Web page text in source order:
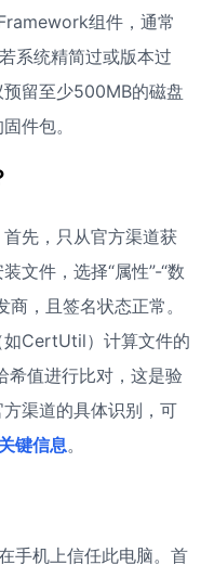
组件，通常
系统精简过或版本过
预留至少500MB的磁盘
件包。
先，只从官方渠道获
文件，选择“属性”-“数
，且签名状态正常。
如CertUtil）计算文件的
希值进行比对，这是验
渠道的具体识别，可
键信息。
手机上信任此电脑。首